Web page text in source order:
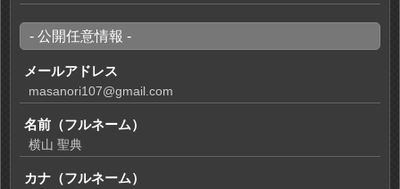
- 公開任意情報 -
メールアドレス
masanori107@gmail.com
名前（フルネーム）
横山 聖典
カナ（フルネーム）